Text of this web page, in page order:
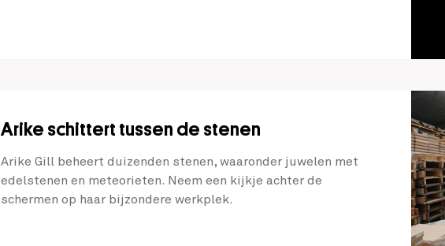
Arike schittert tussen de stenen
Arike Gill beheert duizenden stenen, waaronder juwelen met
edelstenen en meteorieten. Neem een kijkje achter de
schermen op haar bijzondere werkplek.